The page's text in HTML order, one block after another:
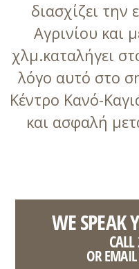
διασχίζει
Αγρινίου και
χλμ.καταλήγει
λόγο αυτό στο
Κέντρο Κανό-
και ασφαλή
WE SPEAK
OR